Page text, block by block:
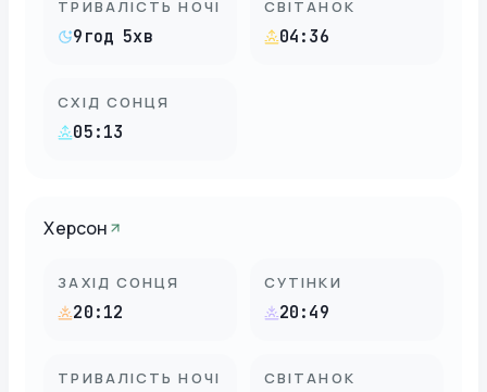
ТРИВАЛІСТЬ НОЧІ
9год 5хв
СВІТАНОК
04:36
СХІД СОНЦЯ
05:13
Херсон
ЗАХІД СОНЦЯ
20:12
СУТІНКИ
20:49
ТРИВАЛІСТЬ НОЧІ СВІТАНОК